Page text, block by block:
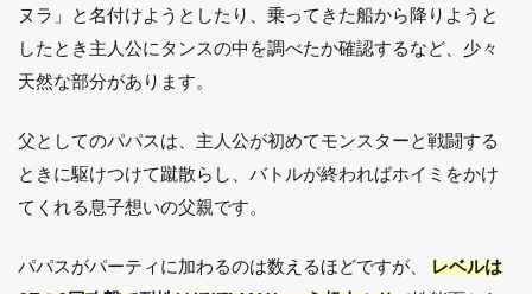
ヌラ」と名付けようとしたり、乗ってきた船から降りようと
したとき主人公にタンスの中を調べたか確認するなど、少々
天然な部分があります。
父としてのパパスは、主人公が初めてモンスターと戦闘する
ときに駆けつけて蹴散らし、バトルが終わればホイミをかけ
てくれる息子想いの父親です。
パパスがパーティに加わるのは数えるほどですが、
レベルは